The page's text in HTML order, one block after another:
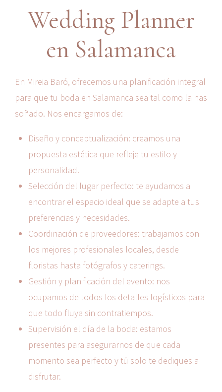
Wedding Planner
en Salamanca
En Mireia Baró, ofrecemos una planificación integral
para que tu boda en Salamanca sea tal como la has
soñado. Nos encargamos de:
Diseño y conceptualización: creamos una
propuesta estética que refleje tu estilo y
personalidad.
Selección del lugar perfecto: te ayudamos a
encontrar el espacio ideal que se adapte a tus
preferencias y necesidades.
Coordinación de proveedores: trabajamos con
los mejores profesionales locales, desde
floristas hasta fotógrafos y caterings.
Gestión y planificación del evento: nos
ocupamos de todos los detalles logísticos para
que todo fluya sin contratiempos.
Supervisión el día de la boda: estamos
presentes para asegurarnos de que cada
momento sea perfecto y tú solo te dediques a
disfrutar.